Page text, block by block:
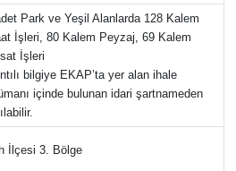
Park ve Yeşil Alanlarda 128 Kalem
İşleri, 80 Kalem Peyzaj, 69 Kalem
İşleri
bilgiye EKAP’ta yer alan ihale
içinde bulunan idari şartnameden
İlçesi 3. Bölge